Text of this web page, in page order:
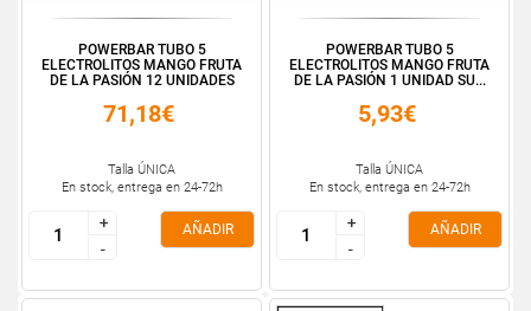
POWERBAR TUBO 5
ELECTROLITOS MANGO FRUTA
DE LA PASIÓN 12 UNIDADES
71,18€
Talla ÚNICA
En stock, entrega en 24-72h
+
-
+
-
AÑADIR
POWERBAR TUBO 5
ELECTROLITOS MANGO FRUTA
DE LA PASIÓN 1 UNIDAD SU...
5,93€
Talla ÚNICA
En stock, entrega en 24-72h
+
-
+
-
AÑADIR